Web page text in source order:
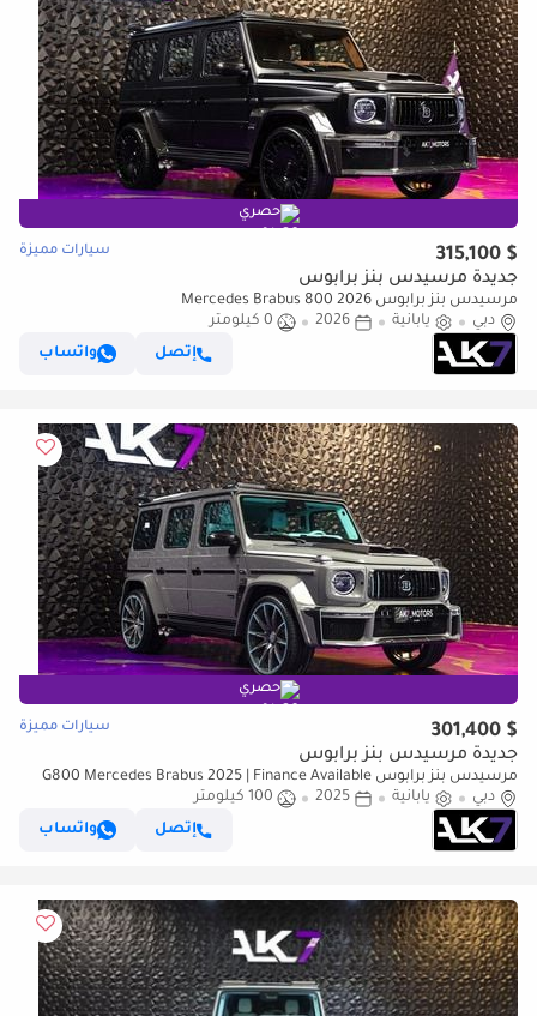
حصري
$ 315,100 سيارات مميزة
جديدة مرسيدس بنز برابوس
مرسيدس بنز برابوس 2026 Mercedes Brabus 800
دبي
يابانية 2026
0 كيلومتر
إتصل
واتساب
حصري
$ 301,400 سيارات مميزة
جديدة مرسيدس بنز برابوس
مرسيدس بنز برابوس G800 Mercedes Brabus 2025 | Finance Available
دبي
يابانية 2025
100 كيلومتر
إتصل
واتساب